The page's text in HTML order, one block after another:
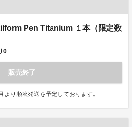
Pen Titanium １本（限定数
0
販売終了
より順次発送を予定しております。